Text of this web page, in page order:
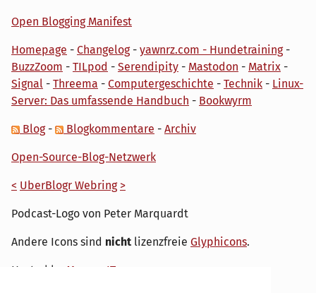
Open Blogging Manifest
Homepage - Changelog- yawnrz.com - Hundetraining-
BuzzZoom - TILpod - Serendipity - Mastodon - Matrix -
Signal - Threema - Computergeschichte - Technik - Linux-
Server: Das umfassende Handbuch - Bookwyrm
Blog- Blogkommentare - Archiv
Open-Source-Blog-Netzwerk
< UberBlogr Webring >
Podcast-Logo von Peter Marquardt
Andere Icons sind nicht lizenzfreie Glyphicons.
Hosted by My own IT.